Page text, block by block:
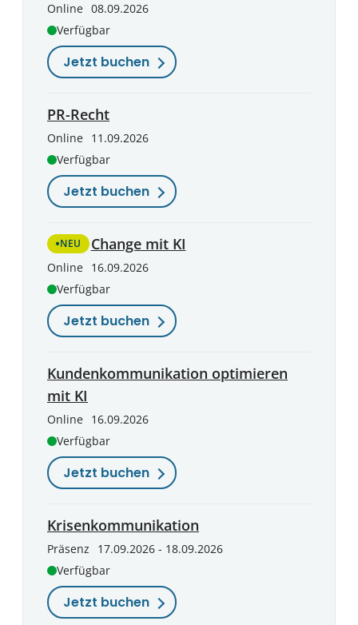
Online 08.09.2026
Verfügbar
Jetzt buchen
PR-Recht
Online 11.09.2026
Verfügbar
Jetzt buchen
NEU Change mit KI
Online 16.09.2026
Verfügbar
Jetzt buchen
Kundenkommunikation optimieren
mit KI
Online 16.09.2026
Verfügbar
Jetzt buchen
Krisenkommunikation
Präsenz
17.09.2026 - 18.09.2026
Verfügbar
Jetzt buchen